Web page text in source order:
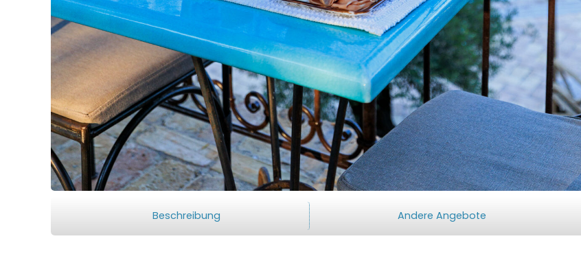
Beschreibung Andere Angebote